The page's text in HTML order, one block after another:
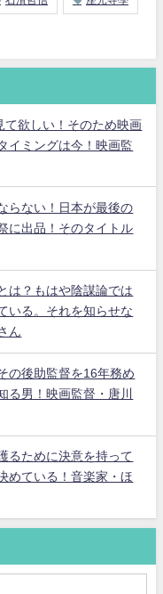
て欲しい！そのため映画
イミングは今！映画監
らない！日本が最後の
に出品！そのタイトル
は？もはや陰謀論では
いる。それを知らせな
ん
の後助監督を16年務め
る男！映画監督・唐川
るために決意を持って
めている！音楽家・ほ